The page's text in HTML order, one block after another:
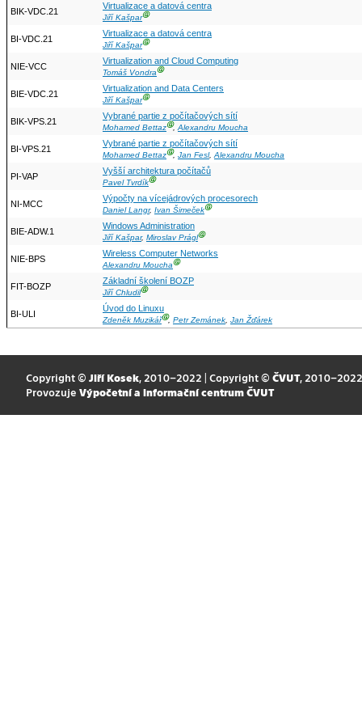
BIK-VDC.21
Virtualizace a datová centra
Jiří KašparⒼ
BI-VDC.21
Virtualizace a datová centra
Jiří KašparⒼ
NIE-VCC
Virtualization and Cloud Computing
Tomáš VondraⒼ
BIE-VDC.21
Virtualization and Data Centers
Jiří KašparⒼ
BIK-VPS.21
Vybrané partie z počítačových sítí
Mohamed BettazⒼ,Alexandru Moucha
BI-VPS.21
Vybrané partie z počítačových sítí
Mohamed BettazⒼ, Jan Fesl,Alexandru Moucha
PI-VAP
Vyšší architektura počítačů
Pavel TvrdíkⒼ
NI-MCC
Výpočty na vícejádrových procesorech
Daniel Langr, Ivan ŠimečekⒼ
BIE-ADW.1
Windows Administration
Jiří Kašpar, Miroslav PráglⒼ
NIE-BPS
Wireless Computer Networks
Alexandru MouchaⒼ
FIT-BOZP
Základní školení BOZP
Jiří ChludilⒼ
BI-ULI
Úvod do Linuxu
Zdeněk MuzikářⒼ, Petr Zemánek, Jan Žďárek
Copyright © Jiří Kosek, 2010–2022 | Copyright © ČVUT, 2010–2022
Provozuje Výpočetní a informační centrum ČVUT